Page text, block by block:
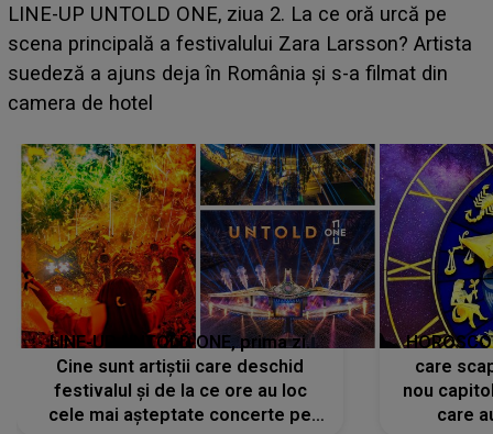
ONE, ziua 2. La ce oră urcă pe
a festivalului Zara Larsson? Artista
deja în România și s-a filmat din
Ce a dezvăluit
luat prin
BĂIATUL
LINE-UP UNTOLD ONE, prima zi.
Cine sunt artiștii care deschid
festivalul și de la ce ore au loc
cele mai așteptate concerte pe
care
nou
care